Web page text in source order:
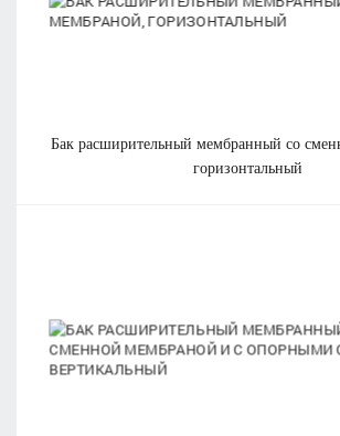
бак расширительный мембранный со сменной мембраной,
горизонтальный